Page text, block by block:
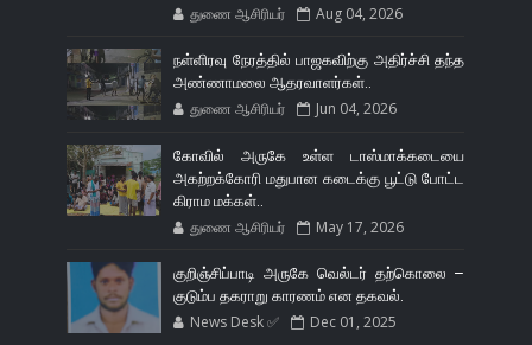
துணை ஆசிரியர் Aug 04, 2026
நள்ளிரவு நேரத்தில் பாஜகவிற்கு அதிர்ச்சி தந்த
அண்ணாமலை ஆதரவாளர்கள்..
துணை ஆசிரியர் Jun 04, 2026
கோவில் அருகே உள்ள டாஸ்மாக்கடையை
அகற்றக்கோரி மதுபான கடைக்கு பூட்டு போட்ட
கிராம மக்கள்..
துணை ஆசிரியர் May 17, 2026
குறிஞ்சிப்பாடி அருகே வெல்டர் தற்கொலை –
குடும்ப தகராறு காரணம் என தகவல்.
News Desk ✅ Dec 01, 2025